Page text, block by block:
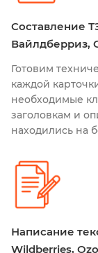
Составление
Вайлдберриз,
Готовим
каждой
необходимые
заголовкам и
находились на
Написание
Wildberries,